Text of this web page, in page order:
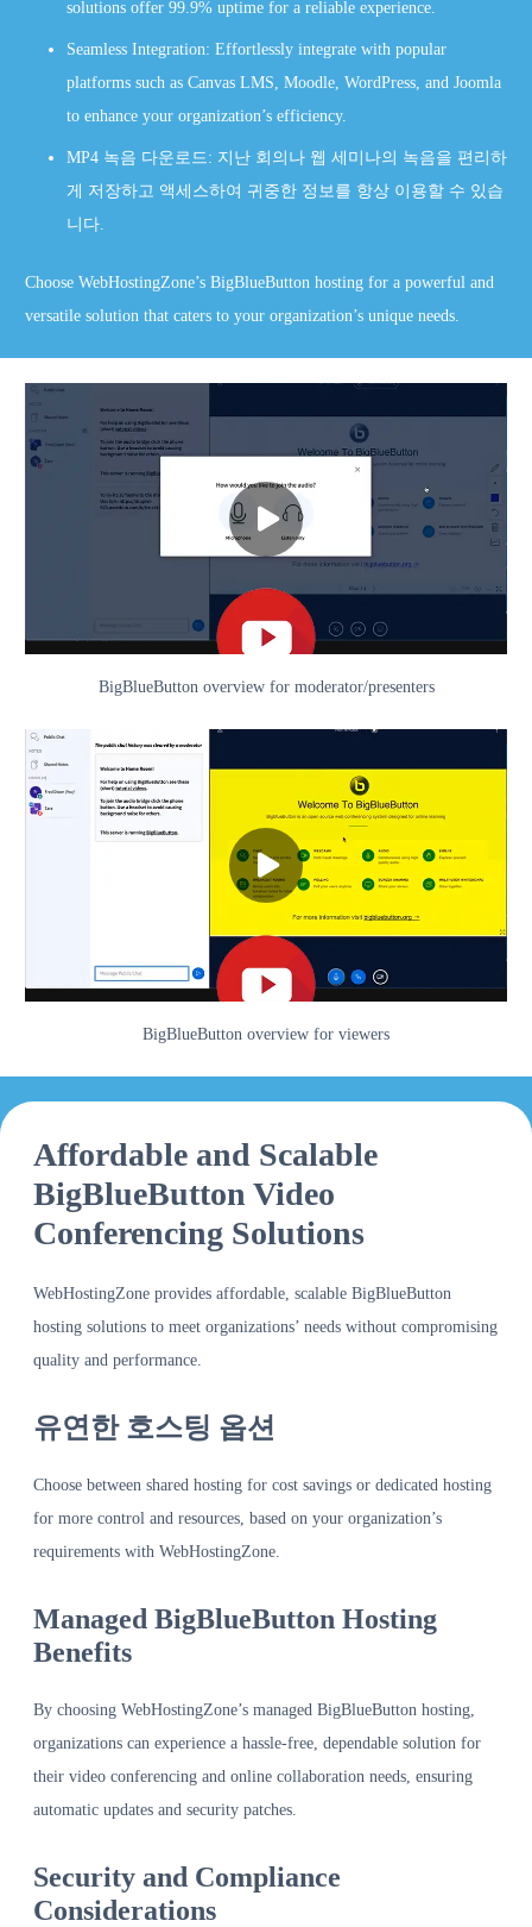
solutions offer 99.9% uptime for a reliable experience.
Seamless Integration: Effortlessly integrate with popular
platforms such as Canvas LMS, Moodle, WordPress, and Joomla
to enhance your organization’s efficiency.
MP4 녹음 다운로드: 지난 회의나 웹 세미나의 녹음을 편리하
게 저장하고 액세스하여 귀중한 정보를 항상 이용할 수 있습
니다.
Choose WebHostingZone’s BigBlueButton hosting for a powerful and
versatile solution that caters to your organization’s unique needs.
BigBlueButton overview for moderator/presenters
BigBlueButton overview for viewers
Affordable and Scalable
BigBlueButton Video
Conferencing Solutions
WebHostingZone provides affordable, scalable BigBlueButton
hosting solutions to meet organizations’ needs without compromising
quality and performance.
유연한 호스팅 옵션
Choose between shared hosting for cost savings or dedicated hosting
for more control and resources, based on your organization’s
requirements with WebHostingZone.
Managed BigBlueButton Hosting
Benefits
By choosing WebHostingZone’s managed BigBlueButton hosting,
organizations can experience a hassle-free, dependable solution for
their video conferencing and online collaboration needs, ensuring
automatic updates and security patches.
Security and Compliance
Considerations